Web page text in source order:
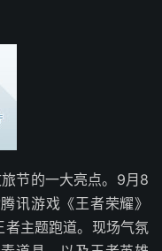
节的一大亮点。9月8
讯游戏《王者荣耀》
者主题跑道。现场气氛